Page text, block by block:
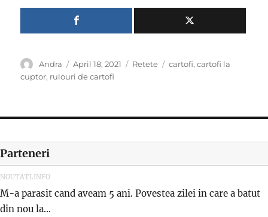
Author
Andra
Posted
on
April 18, 2021 Categories
Retete Tags
cartofi,cartofi la
cuptor, rulouri de cartofi
Parteneri
NOUTATI.INFO
M-a parasit cand aveam 5 ani. Povestea zilei in care a batut
din nou la...